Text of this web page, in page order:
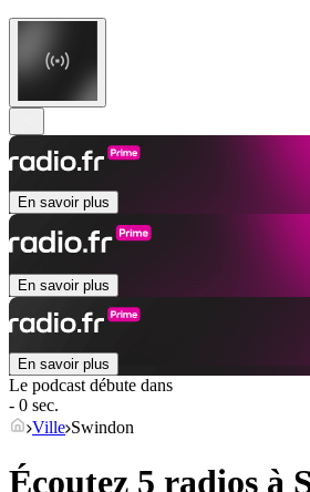
En savoir plus
En savoir plus
En savoir plus
Le podcast débute dans
- 0 sec.
Ville Swindon
Écoutez 5 radios à